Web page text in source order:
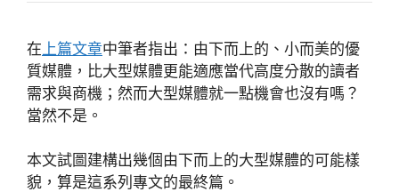
在 上篇文章中筆者指出：由下而上的、小而美的優
質媒體，比大型媒體更能適應當代高度分散的讀者
需求與商機；然而大型媒體就一點機會也沒有嗎？
當然不是。
本文試圖建構出幾個由下而上的大型媒體的可能樣
貌，算是這系列專文的最終篇。